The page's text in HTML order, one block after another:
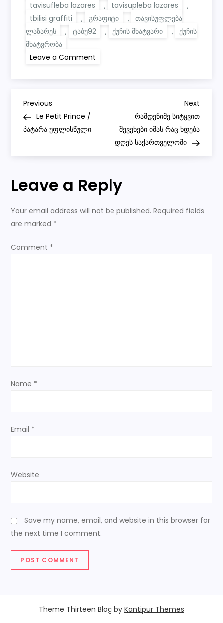
tavisufleba lazares
, tavisupleba lazares
,
tbilisi graffiti
, გრაფიტი ,
თავისუფლება
ლაზარეს
, ტაბუ92 , ქუჩის მხატვარი ,
ქუჩის
მხატვრობა
Leave a Comment
–
P
o
s
t
a
v
o
Previous
Post
Previous
Le Petit Prince /
პატარა უფლისწული
Next
Post
Next
რამდენიმე სიტყვით
შევეხები იმას რაც ხდება
დღეს საქართველოში
Leave a Reply
Your email address will not be published. Required fields
are marked *
Comment *
Name *
Email *
Website
Save my name, email, and website in this browser for
the next time I comment.
Theme Thirteen Blog by Kantipur Themes